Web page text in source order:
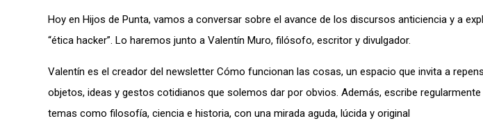
Hoy en Hijos de Punta, vamos a conversar sobre el avance de los discursos anticiencia y a
“ética hacker”. Lo haremos junto a Valentín Muro, filósofo, escritor y divulgador.
Valentín es el creador del newsletter Cómo funcionan las cosas, un espacio que invita a
objetos, ideas y gestos cotidianos que solemos dar por obvios. Además, escribe
temas como filosofía, ciencia e historia, con una mirada aguda, lúcida y original